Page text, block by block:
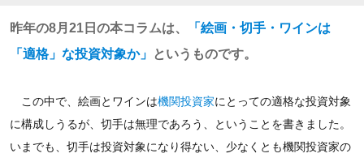
昨年の8月21日の本コラムは、
「絵画・切手・ワインは
「適格」な投資対象か」 というものです。
この中で、絵画とワインは機関投資家にとっての適格な投資対象
に構成しうるが、切手は無理であろう、ということを書きました。
いまでも、切手は投資対象になり得ない、少なくとも機関投資家の